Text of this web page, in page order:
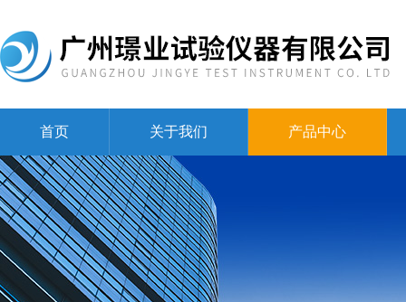
首页 关于我们 产品中心